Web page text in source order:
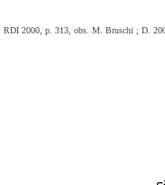
2000, p. 313, obs. M. Bruschi ; D.